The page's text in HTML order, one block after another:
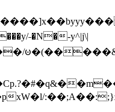
˗�N�-y^|j\|